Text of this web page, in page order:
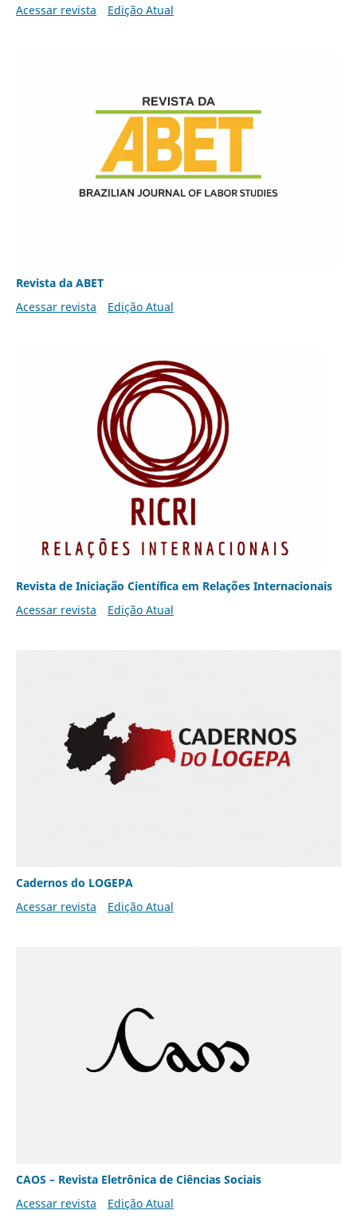
Acessar revista Edição Atual
Revista da ABET
Acessar revista
Edição Atual
Revista de Iniciação Científica em Relações Internacionais
Acessar revista
Edição Atual
Cadernos do LOGEPA
Acessar revista
Edição Atual
CAOS – Revista Eletrônica de Ciências Sociais
Acessar revista
Edição Atual